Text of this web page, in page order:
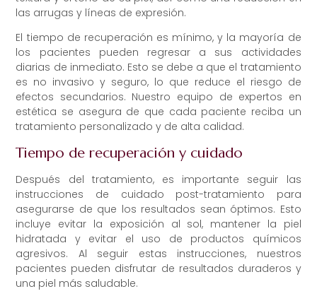
las arrugas y líneas de expresión.
El tiempo de recuperación es mínimo, y la mayoría de
los pacientes pueden regresar a sus actividades
diarias de inmediato. Esto se debe a que el tratamiento
es no invasivo y seguro, lo que reduce el riesgo de
efectos secundarios. Nuestro equipo de expertos en
estética se asegura de que cada paciente reciba un
tratamiento personalizado y de alta calidad.
Tiempo de recuperación y cuidado
Después del tratamiento, es importante seguir las
instrucciones de cuidado post-tratamiento para
asegurarse de que los resultados sean óptimos. Esto
incluye evitar la exposición al sol, mantener la piel
hidratada y evitar el uso de productos químicos
agresivos. Al seguir estas instrucciones, nuestros
pacientes pueden disfrutar de resultados duraderos y
una piel más saludable.